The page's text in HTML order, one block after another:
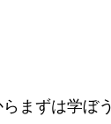
まずは学ぼ